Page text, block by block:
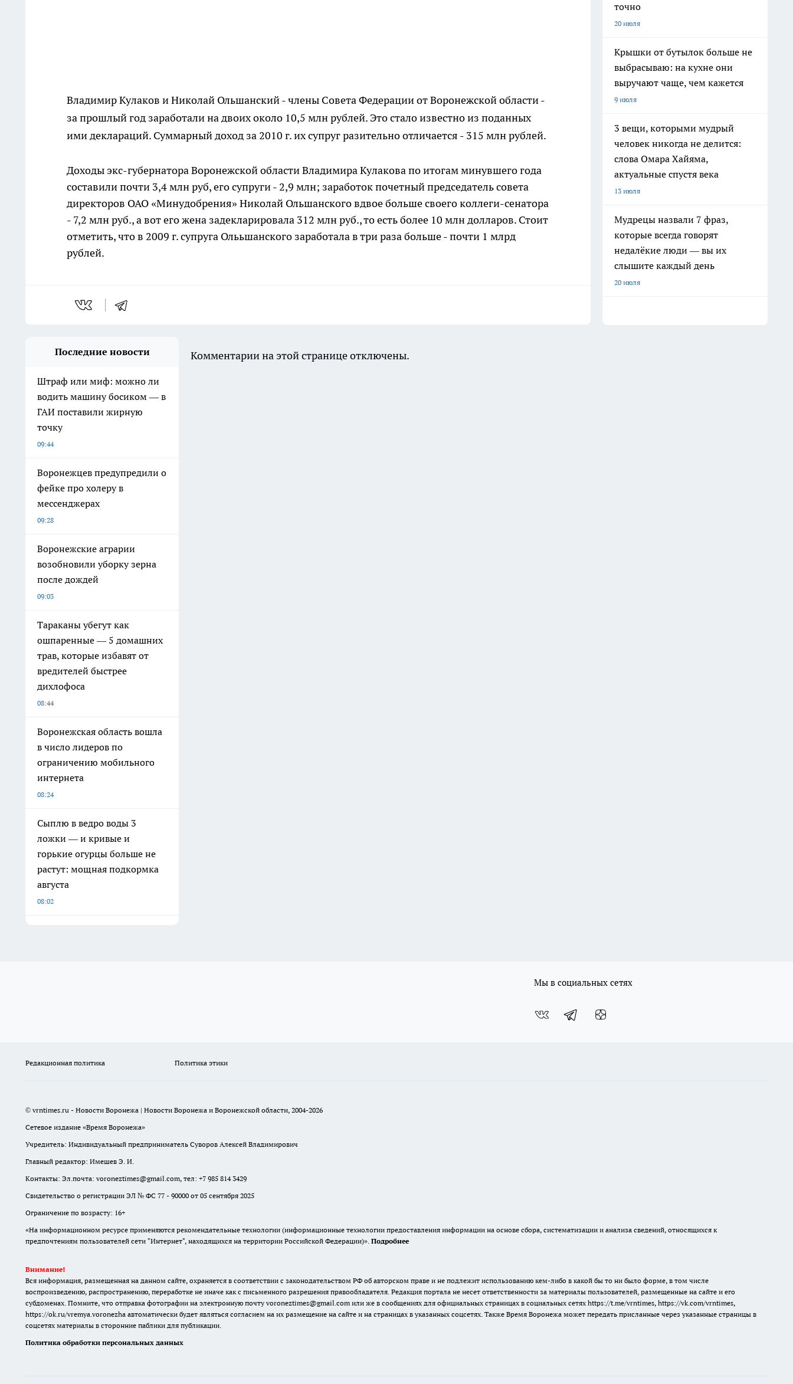
Владимир Кулаков и Николай Ольшанский - члены Совета Федерации от Воронежской области -
за прошлый год заработали на двоих около 10,5 млн рублей. Это стало известно из поданных
ими деклараций. Суммарный доход за 2010 г. их супруг разительно отличается - 315 млн рублей.
Доходы экс-губернатора Воронежской области Владимира Кулакова по итогам минувшего года
составили почти 3,4 млн руб, его супруги - 2,9 млн; заработок почетный председатель совета
директоров ОАО «Минудобрения» Николай Ольшанского вдвое больше своего коллеги-сенатора
- 7,2 млн руб., а вот его жена задекларировала 312 млн руб., то есть более 10 млн долларов. Стоит
отметить, что в 2009 г. супруга Олььшанского заработала в три раза больше - почти 1 млрд
рублей.
точно
20 июля
Крышки от бутылок больше не
выбрасываю: на кухне они
выручают чаще, чем кажется
9 июля
3 вещи, которыми мудрый
человек никогда не делится:
слова Омара Хайяма,
актуальные спустя века
13 июля
Мудрецы назвали 7 фраз,
которые всегда говорят
недалёкие люди — вы их
слышите каждый день
20 июля
Последние новости
Штраф или миф: можно ли
водить машину босиком — в
ГАИ поставили жирную
точку
09:44
Воронежцев предупредили о
фейке про холеру в
мессенджерах
09:28
Воронежские аграрии
возобновили уборку зерна
после дождей
09:03
Тараканы убегут как
ошпаренные — 5 домашних
трав, которые избавят от
вредителей быстрее
дихлофоса
08:44
Воронежская область вошла
в число лидеров по
ограничению мобильного
интернета
08:24
Сыплю в ведро воды 3
ложки — и кривые и
горькие огурцы больше не
растут: мощная подкормка
августа
08:02
Комментарии на этой странице отключены.
Мы в социальных сетях
Редакционная политика Политика этики
© vrntimes.ru - Новости Воронежа | Новости Воронежа и Воронежской области, 2004-2026
Сетевое издание «Время Воронежа»
Учредитель: Индивидуальный предприниматель Суворов Алексей Владимирович
Главный редактор: Имешев Э. И.
Контакты: Эл.почта: voroneztimes@gmail.com, тел: +7 985 814 3429
Свидетельство о регистрации ЭЛ № ФС 77 - 90000 от 05 сентября 2025
Ограничение по возрасту: 16+
«На информационном ресурсе применяются рекомендательные технологии (информационные технологии предоставления информации на основе сбора, систематизации и анализа сведений, относящихся к
предпочтениям пользователей сети "Интернет", находящихся на территории Российской Федерации)». Подробнее
Внимание!
Вся информация, размещенная на данном сайте, охраняется в соответствии с законодательством РФ об авторском праве и не подлежит использованию кем-либо в какой бы то ни было форме, в том числе
воспроизведению, распространению, переработке не иначе как с письменного разрешения правообладателя. Редакция портала не несет ответственности за материалы пользователей, размещенные на сайте и его
субдоменах. Помните, что отправка фотографии на электронную почту voroneztimes@gmail.com или же в сообщениях для официальных страницах в социальных сетях https://t.me/vrntimes, https://vk.com/vrntimes,
https://ok.ru/vremya.voronezha автоматически будет являться согласием на их размещение на сайте и на страницах в указанных соцсетях. Также Время Воронежа может передать присланные через указанные страницы в
соцсетях материалы в сторонние паблики для публикации.
Политика обработки персональных данных